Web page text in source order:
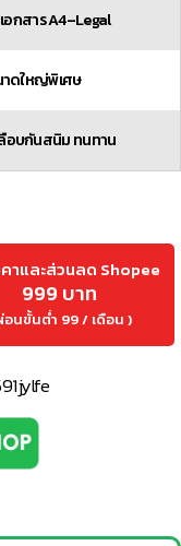
อกสาร A4–Legal
าดใหญ่พิเศษ
ลือบกันสนิม ทนทาน
คาและส่วนลด Shopee
999 บาท
อนขั้นต่ำ 99 / เดือน )